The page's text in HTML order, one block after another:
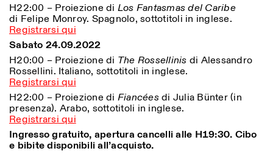
ISTITUTO SVIZZERO
Sede di Milano
H22:00 – Proiezione di Los Fantasmas del Caribe
di Felipe Monroy. Spagnolo, sottotitoli in inglese.
Registrarsi qui
Sabato 24.09.2022
H20:00 – Proiezione di The Rossellinis di Alessandro
Rossellini. Italiano, sottotitoli in inglese.
Registrarsi qui
H22:00 – Proiezione di Fiancéesdi Julia Bünter (in
presenza). Arabo, sottotitoli in inglese.
Registrarsi qui
Ingresso gratuito, apertura cancelli alle H19:30. Cibo
e bibite disponibili all’acquisto.